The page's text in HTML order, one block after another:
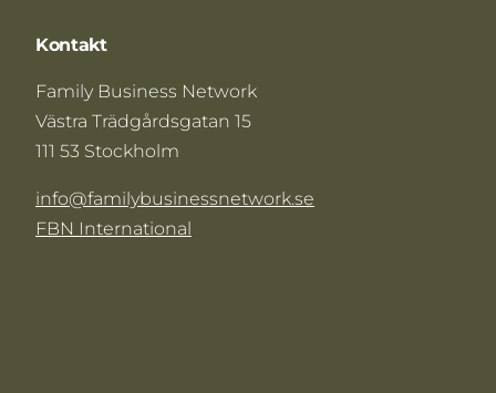
Kontakt
Family Business Network
Västra Trädgårdsgatan 15
111 53 Stockholm
info@familybusinessnetwork.se
FBN International